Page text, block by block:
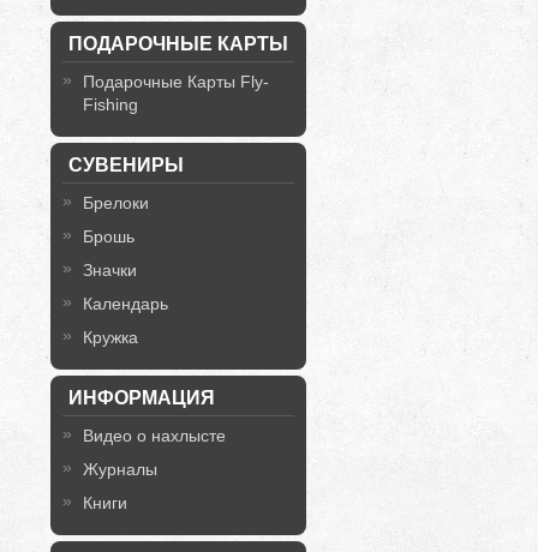
ПОДАРОЧНЫЕ КАРТЫ
Подарочные Карты Fly-
Fishing
СУВЕНИРЫ
Брелоки
Брошь
Значки
Календарь
Кружка
ИНФОРМАЦИЯ
Видео о нахлысте
Журналы
Книги